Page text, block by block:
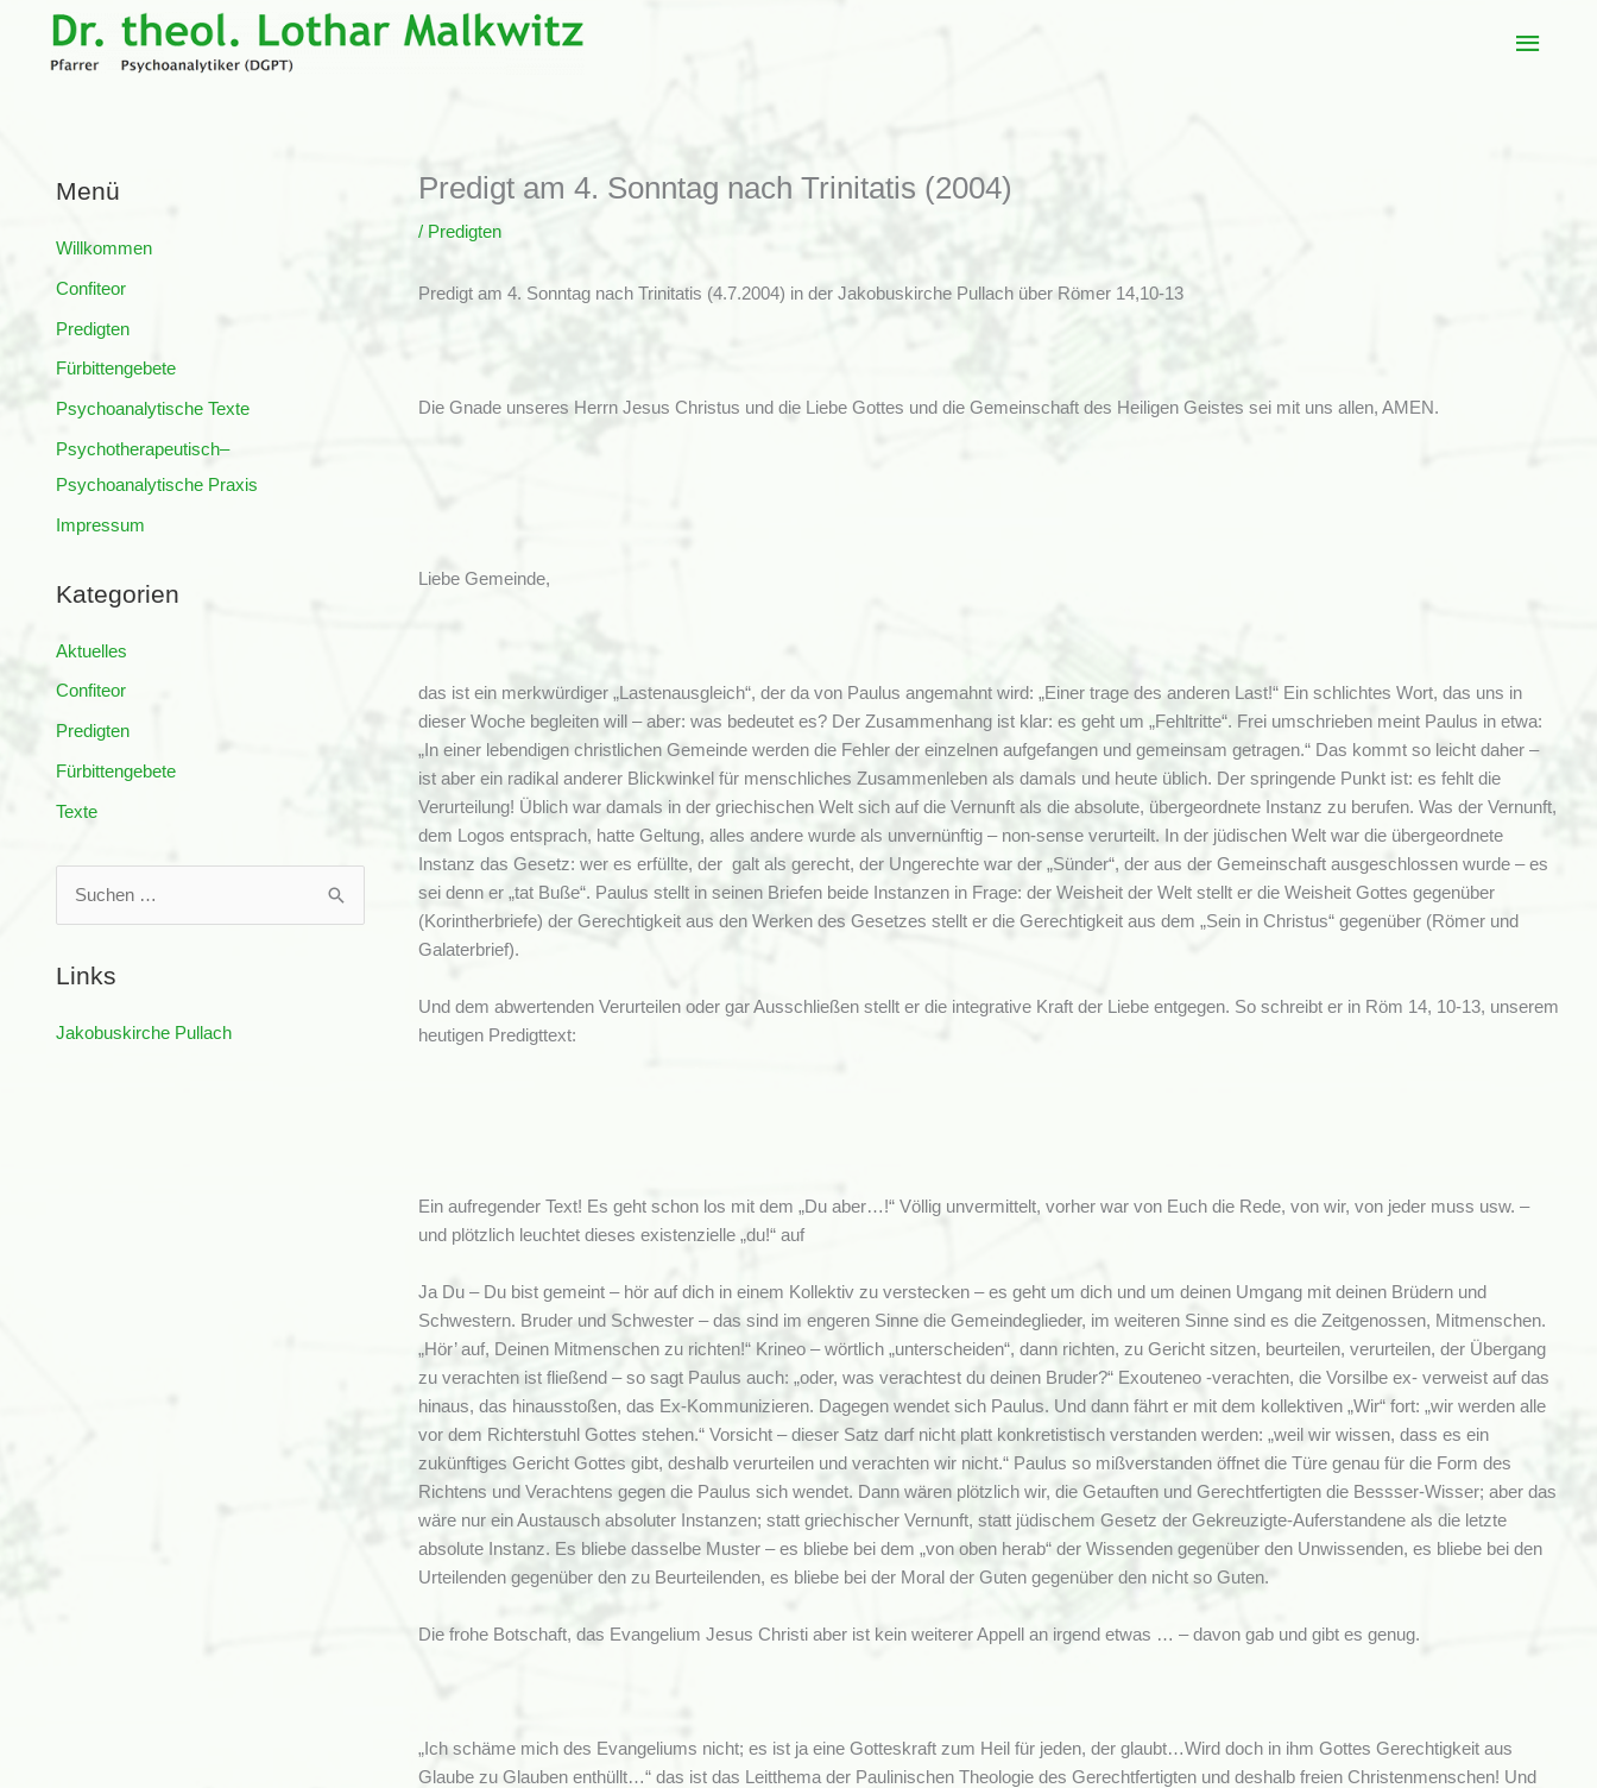
springen
Menü
Willkommen
Confiteor
Predigten
Fürbittengebete
Psychoanalytische Texte
Psychotherapeutisch–
Psychoanalytische Praxis
Impressum
Kategorien
Aktuelles
Confiteor
Predigten
Fürbittengebete
Texte
h
e
Links
Jakobuskirche Pullach
Predigt am 4. Sonntag nach Trinitatis (2004)
/ Predigten
Predigt am 4. Sonntag nach Trinitatis (4.7.2004) in der Jakobuskirche Pullach über Römer 14,10-13
Die Gnade unseres Herrn Jesus Christus und die Liebe Gottes und die Gemeinschaft des Heiligen Geistes sei mit uns allen, AMEN.
Liebe Gemeinde,
das ist ein merkwürdiger „Lastenausgleich“, der da von Paulus angemahnt wird: „Einer trage des anderen Last!“ Ein schlichtes Wort, das uns in
dieser Woche begleiten will – aber: was bedeutet es? Der Zusammenhang ist klar: es geht um „Fehltritte“. Frei umschrieben meint Paulus in etwa:
„In einer lebendigen christlichen Gemeinde werden die Fehler der einzelnen aufgefangen und gemeinsam getragen.“ Das kommt so leicht daher –
ist aber ein radikal anderer Blickwinkel für menschliches Zusammenleben als damals und heute üblich. Der springende Punkt ist: es fehlt die
Verurteilung! Üblich war damals in der griechischen Welt sich auf die Vernunft als die absolute, übergeordnete Instanz zu berufen. Was der Vernunft,
dem Logos entsprach, hatte Geltung, alles andere wurde als unvernünftig – non-sense verurteilt. In der jüdischen Welt war die übergeordnete
Instanz das Gesetz: wer es erfüllte, der galt als gerecht, der Ungerechte war der „Sünder“, der aus der Gemeinschaft ausgeschlossen wurde – es
sei denn er „tat Buße“. Paulus stellt in seinen Briefen beide Instanzen in Frage: der Weisheit der Welt stellt er die Weisheit Gottes gegenüber
(Korintherbriefe) der Gerechtigkeit aus den Werken des Gesetzes stellt er die Gerechtigkeit aus dem „Sein in Christus“ gegenüber (Römer und
Galaterbrief).
Und dem abwertenden Verurteilen oder gar Ausschließen stellt er die integrative Kraft der Liebe entgegen. So schreibt er in Röm 14, 10-13, unserem
heutigen Predigttext:
Ein aufregender Text! Es geht schon los mit dem „Du aber…!“ Völlig unvermittelt, vorher war von Euch die Rede, von wir, von jeder muss usw. –
und plötzlich leuchtet dieses existenzielle „du!“ auf
Ja Du – Du bist gemeint – hör auf dich in einem Kollektiv zu verstecken – es geht um dich und um deinen Umgang mit deinen Brüdern und
Schwestern. Bruder und Schwester – das sind im engeren Sinne die Gemeindeglieder, im weiteren Sinne sind es die Zeitgenossen, Mitmenschen.
„Hör’ auf, Deinen Mitmenschen zu richten!“ Krineo – wörtlich „unterscheiden“, dann richten, zu Gericht sitzen, beurteilen, verurteilen, der Übergang
zu verachten ist fließend – so sagt Paulus auch: „oder, was verachtest du deinen Bruder?“ Exouteneo -verachten, die Vorsilbe ex- verweist auf das
hinaus, das hinausstoßen, das Ex-Kommunizieren. Dagegen wendet sich Paulus. Und dann fährt er mit dem kollektiven „Wir“ fort: „wir werden alle
vor dem Richterstuhl Gottes stehen.“ Vorsicht – dieser Satz darf nicht platt konkretistisch verstanden werden: „weil wir wissen, dass es ein
zukünftiges Gericht Gottes gibt, deshalb verurteilen und verachten wir nicht.“ Paulus so mißverstanden öffnet die Türe genau für die Form des
Richtens und Verachtens gegen die Paulus sich wendet. Dann wären plötzlich wir, die Getauften und Gerechtfertigten die Bessser-Wisser; aber das
wäre nur ein Austausch absoluter Instanzen; statt griechischer Vernunft, statt jüdischem Gesetz der Gekreuzigte-Auferstandene als die letzte
absolute Instanz. Es bliebe dasselbe Muster – es bliebe bei dem „von oben herab“ der Wissenden gegenüber den Unwissenden, es bliebe bei den
Urteilenden gegenüber den zu Beurteilenden, es bliebe bei der Moral der Guten gegenüber den nicht so Guten.
Die frohe Botschaft, das Evangelium Jesus Christi aber ist kein weiterer Appell an irgend etwas … – davon gab und gibt es genug.
„Ich schäme mich des Evangeliums nicht; es ist ja eine Gotteskraft zum Heil für jeden, der glaubt…Wird doch in ihm Gottes Gerechtigkeit aus
Glaube zu Glauben enthüllt…“ das ist das Leitthema der Paulinischen Theologie des Gerechtfertigten und deshalb freien Christenmenschen! Und